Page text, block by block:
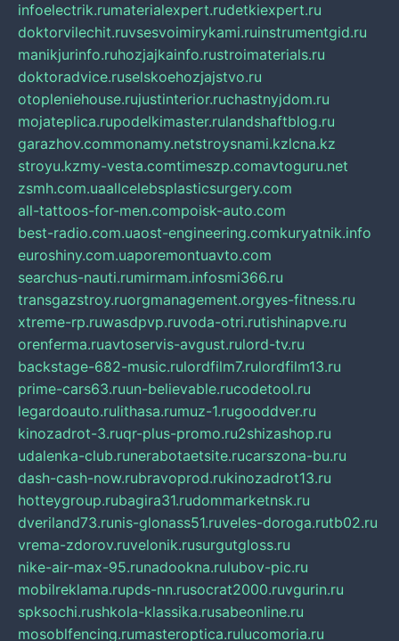
infoelectrik.rumaterialexpert.rudetkiexpert.ru
doktorvilechit.ruvsesvoimirykami.ruinstrumentgid.ru
manikjurinfo.ruhozjajkainfo.rustroimaterials.ru
doktoradvice.ruselskoehozjajstvo.ru
otopleniehouse.rujustinterior.ruchastnyjdom.ru
mojateplica.rupodelkimaster.rulandshaftblog.ru
garazhov.commonamy.netstroysnami.kzlcna.kz
stroyu.kzmy-vesta.comtimeszp.comavtoguru.net
zsmh.com.uaallcelebsplasticsurgery.com
all-tattoos-for-men.compoisk-auto.com
best-radio.com.uaost-engineering.comkuryatnik.info
euroshiny.com.uaporemontuavto.com
searchus-nauti.rumirmam.infosmi366.ru
transgazstroy.ruorgmanagement.orgyes-fitness.ru
xtreme-rp.ruwasdpvp.ruvoda-otri.rutishinapve.ru
orenferma.ruavtoservis-avgust.rulord-tv.ru
backstage-682-music.rulordfilm7.rulordfilm13.ru
prime-cars63.ruun-believable.rucodetool.ru
legardoauto.rulithasa.rumuz-1.rugooddver.ru
kinozadrot-3.ruqr-plus-promo.ru2shizashop.ru
udalenka-club.runerabotaetsite.rucarszona-bu.ru
dash-cash-now.rubravoprod.rukinozadrot13.ru
hotteygroup.rubagira31.rudommarketnsk.ru
dveriland73.runis-glonass51.ruveles-doroga.rutb02.ru
vrema-zdorov.ruvelonik.rusurgutgloss.ru
nike-air-max-95.runadookna.rulubov-pic.ru
mobilreklama.rupds-nn.rusocrat2000.ruvgurin.ru
spksochi.rushkola-klassika.rusabeonline.ru
mosoblfencing.rumasteroptica.rulucomoria.ru